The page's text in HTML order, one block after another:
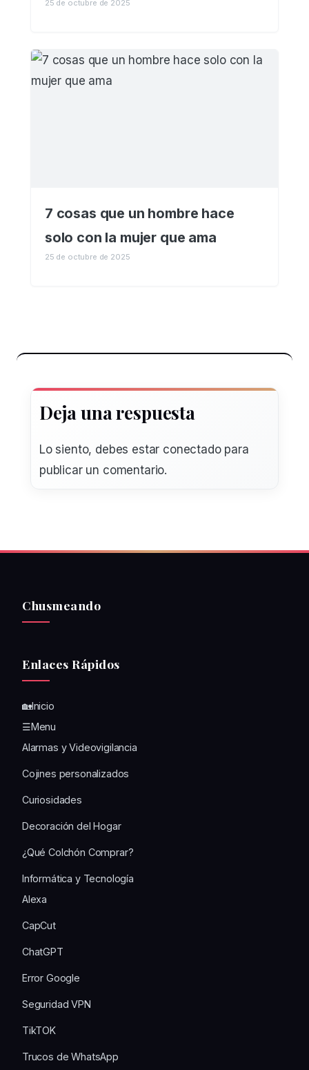
25 de octubre de 2025
7 cosas que un hombre hace
solo con la mujer que ama
25 de octubre de 2025
Deja una respuesta
Lo siento, debes estar conectadopara
publicar un comentario.
Chusmeando
Enlaces Rápidos
🏡Inicio
☰Menu
Alarmas y Videovigilancia
Cojines personalizados
Curiosidades
Decoración del Hogar
¿Qué Colchón Comprar?
Informática y Tecnología
Alexa
CapCut
ChatGPT
Error Google
Seguridad VPN
TikTOK
Trucos de WhatsApp